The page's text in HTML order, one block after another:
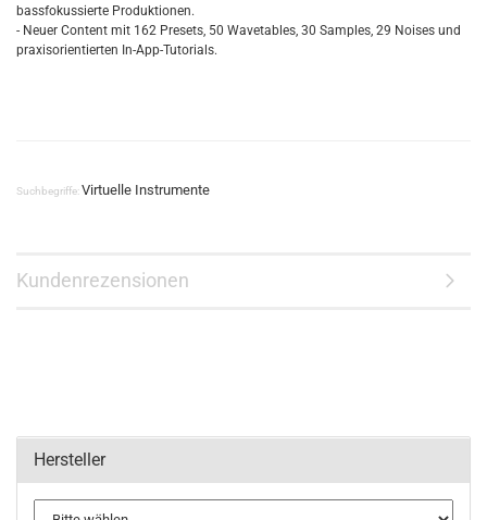
bassfokussierte Produktionen.
- Neuer Content mit 162 Presets, 50 Wavetables, 30 Samples, 29 Noises und
praxisorientierten In-App-Tutorials.
Suchbegriffe:Virtuelle Instrumente
Kundenrezensionen
Hersteller